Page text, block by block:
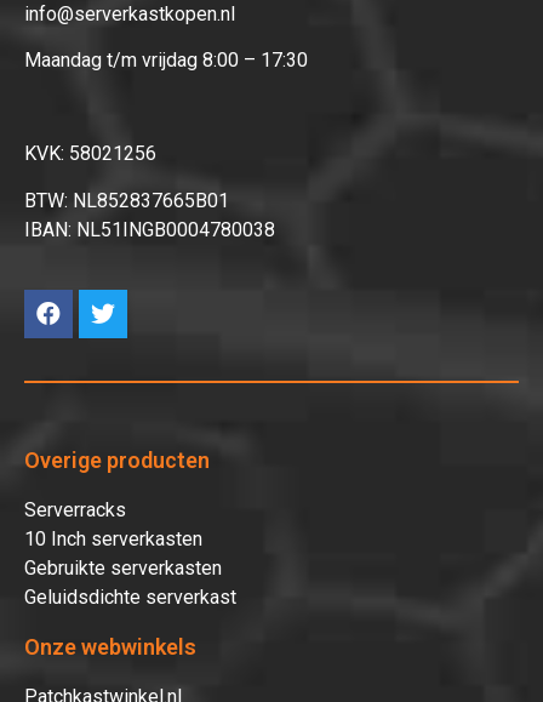
info@serverkastkopen.nl
Maandag t/m vrijdag 8:00 – 17:30
KVK: 58021256
BTW: NL852837665B01
IBAN: NL51INGB0004780038
Overige producten
Serverracks
10 Inch serverkasten
Gebruikte serverkasten
Geluidsdichte serverkast
Onze webwinkels
Patchkastwinkel.nl